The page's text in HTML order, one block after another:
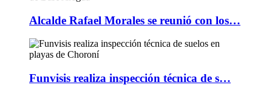
Alcalde Rafael Morales se reunió con los…
Funvisis realiza inspección técnica de s…